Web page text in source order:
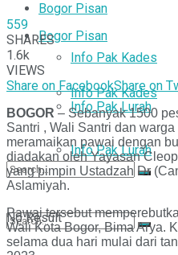
Bogor Pisan
Info Pak Kades
Info Pak Lurah
Bogor Pisan
Info Pak Kades
Info Pak Lurah
No Result
559
SHARES
1.6k
VIEWS
Share on FacebookShare on
BOGOR – Sebanyak 1500
Santri , Wali Santri dan
meramaikan pawai dengan
diadakan oleh Yayasan
yang pimpin Ustadzah Dr
Aslamiyah.
Pawai tersebut
Wali Kota Bogor, Bima Arya.
selama dua hari mulai dari